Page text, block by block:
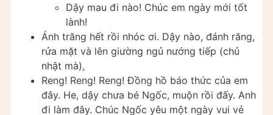
Dậy mau đi nào! Chúc em ngày mới tốt
lành!
Ánh trăng hết rồi nhóc ơi. Dậy nào, đánh răng,
rửa mặt và lên giường ngủ nướng tiếp (chủ
nhật mà).
Reng! Reng! Reng! Đồng hồ báo thức của em
đây. He, dậy chưa bé Ngốc, muộn rồi đấy. Anh
đi làm đây. Chúc Ngốc yêu một ngày vui vẻ